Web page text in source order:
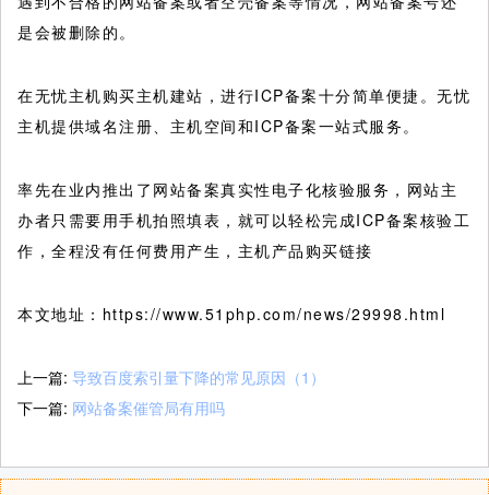
是会被删除的。
在无忧主机购买主机建站，进行ICP备案十分简单便捷。无忧
主机提供域名注册、主机空间和ICP备案一站式服务。
率先在业内推出了网站备案真实性电子化核验服务，网站主
办者只需要用手机拍照填表，就可以轻松完成ICP备案核验工
作，全程没有任何费用产生，主机产品购买链接
本文地址：https://www.51php.com/news/29998.html
上一篇: 导致百度索引量下降的常见原因（1）
下一篇: 网站备案催管局有用吗